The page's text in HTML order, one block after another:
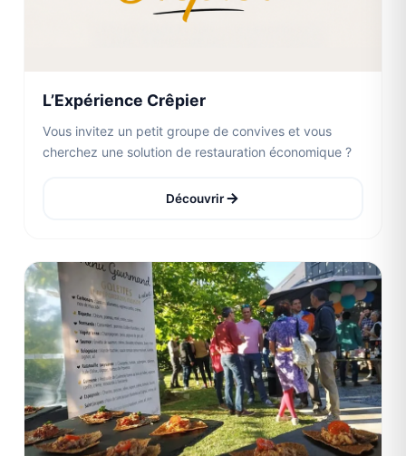
L’Expérience Crêpier
Vous invitez un petit groupe de convives et vous
cherchez une solution de restauration économique ?
Découvrir